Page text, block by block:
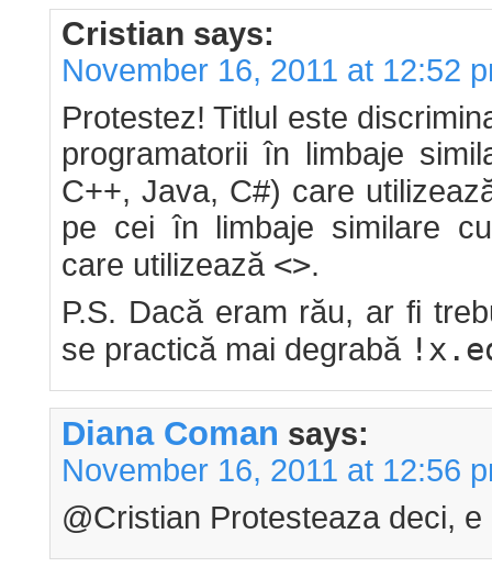
Cristian says:
November 16, 2011 at 12:52
Protestez! Titlul este
programatorii în limbaje
C++, Java, C#) care
pe cei în limbaje similare
care utilizează <>.
P.S. Dacă eram rău, ar fi
se practică mai degrabă
Diana Coman says:
November 16, 2011 at 12:56
@Cristian Protesteaza deci, e